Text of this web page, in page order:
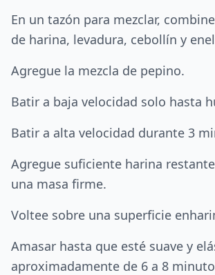
En un tazón para mezclar,
de harina, levadura, cebollín y
Agregue la mezcla de pepino.
Batir a baja velocidad solo hasta
Batir a alta velocidad durante 3
Agregue suficiente harina
una masa firme.
Voltee sobre una superficie
Amasar hasta que esté suave y
aproximadamente de 6 a 8